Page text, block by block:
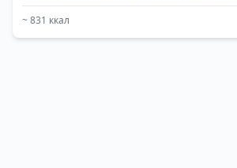
~831 ккал